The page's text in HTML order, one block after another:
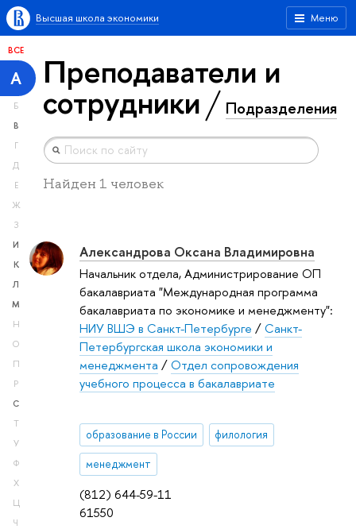
Меню
Высшая школа экономики
ВСЕ
А
Б
В
Г
Д
Е
Ж
З
И
К
Л
М
Н
О
П
Р
С
Т
У
Ф
Х
Ц
Ч
Преподаватели и
сотрудники Подразделения
Найден 1 человек
(812) 644-59-11
61550
Александрова Оксана Владимировна
Начальник отдела, Администрирование ОП
бакалавриата "Международная программа
бакалавриата по экономике и менеджменту":
НИУ ВШЭ в Санкт-Петербурге /Санкт-
Петербургская школа экономики и
менеджмента /Отдел сопровождения
учебного процесса в бакалавриате
образование в России филология
менеджмент